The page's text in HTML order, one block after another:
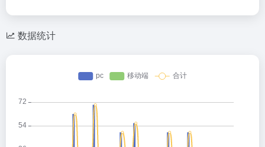
数据统计